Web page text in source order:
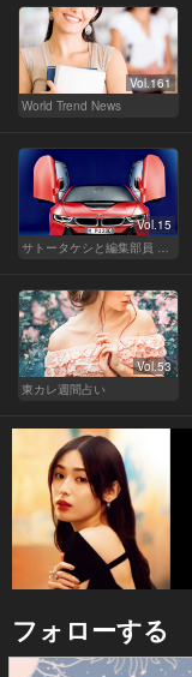
Vol.161
World Trend News
Vol.15
サトータケシと編集部員 船山の"CAR GENTSへの道"
Vol.53
東カレ週間占い
フォローする